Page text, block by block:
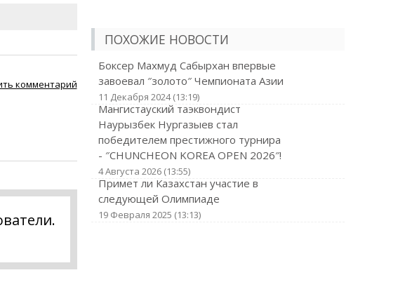
комментарий
ПОХОЖИЕ НОВОСТИ
Боксер Махмуд Сабырхан впервые
завоевал ″золото″ Чемпионата Азии
11 Декабря 2024 (13:19)
Мангистауский таэквондист
Наурызбек Нургазыев стал
победителем престижного турнира
- ″CHUNCHEON KOREA OPEN 2026″!
4 Августа 2026 (13:55)
Примет ли Казахстан участие в
следующей Олимпиаде
19 Февраля 2025 (13:13)